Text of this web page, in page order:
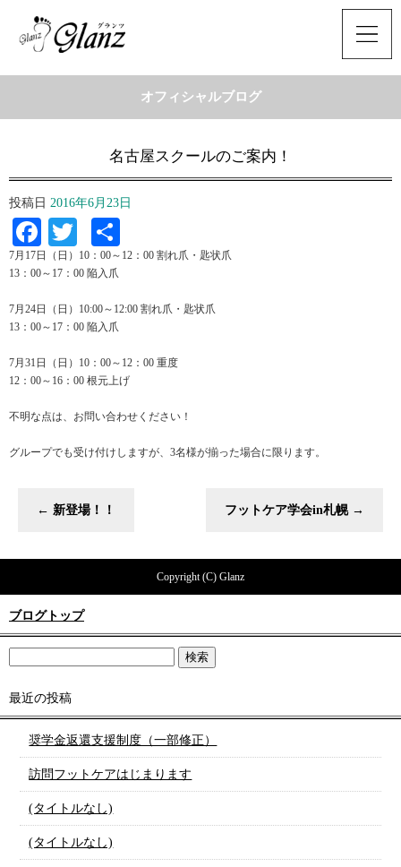
オフィシャルブログ
名古屋スクールのご案内！
投稿日 2016年6月23日
Facebook
Twitter
有
7月17日（日）10：00～12：00 割れ爪・匙状爪
13：00～17：00 陥入爪
7月24日（日）10:00～12:00 割れ爪・匙状爪
13：00～17：00 陥入爪
7月31日（日）10：00～12：00 重度
12：00～16：00 根元上げ
不明な点は、お問い合わせください！
グループでも受け付けしますが、3名様が揃った場合に限ります。
← 新登場！！ フットケア学会in札幌 →
Copyright (C) Glanz
ブログトップ
最近の投稿
奨学金返還支援制度（一部修正）
訪問フットケアはじまります
(タイトルなし)
(タイトルなし)